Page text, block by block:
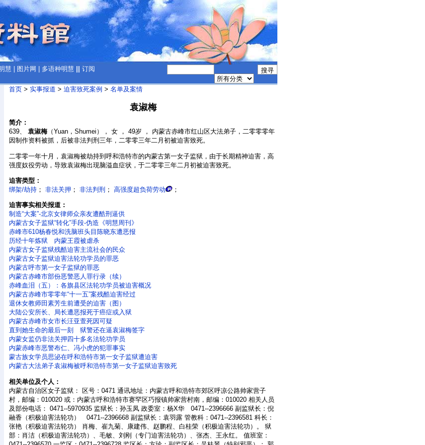
慧 图片网 多语种明慧 订阅
首页 > 实事报道 > 迫害致死案例 > 名单及案情
袁淑梅
简介：
639、
袁淑梅（Yuan，Shumei）， 女 ， 49岁 ， 内蒙古赤峰市红山区大法弟子，二零零零年
因制作资料被抓，后被非法判刑三年，二零零三年二月初被迫害致死。
二零零一年十月，袁淑梅被劫持到呼和浩特市的内蒙古第一女子监狱，由于长期精神迫害，高
强度奴役劳动，导致袁淑梅出现脑溢血症状，于二零零三年二月初被迫害致死。
迫害类型：
绑架/劫持 ； 非法关押 ； 非法判刑 ； 高强度超负荷劳动 ；
迫害事实相关报道：
制造“大案”-北京女律师众亲友遭酷刑逼供
内蒙古女子监狱“转化”手段-伪造《明慧周刊》
赤峰市610杨春悦和洗脑班头目陈晓东遭恶报
历经十年炼狱 内蒙王霞被虐杀
内蒙古女子监狱残酷迫害主流社会的民众
内蒙古女子监狱迫害法轮功学员的罪恶
内蒙古呼市第一女子监狱的罪恶
内蒙古赤峰市部份恶警恶人罪行录（续）
赤峰血泪（五）：各旗县区法轮功学员被迫害概况
内蒙古赤峰市零零年“十一五”案残酷迫害经过
退休女教师田素芳生前遭受的迫害（图）
大陆公安所长、局长遭恶报死于癌症或入狱
内蒙古赤峰市女市长汪亚萱死因可疑
直到她生命的最后一刻 狱警还在逼袁淑梅签字
内蒙女监仍非法关押四十多名法轮功学员
内蒙赤峰市恶警布仁、冯小虎的犯罪事实
蒙古族女学员思泌在呼和浩特市第一女子监狱遭迫害
内蒙古大法弟子袁淑梅被呼和浩特市第一女子监狱迫害致死
相关单位及个人：
内蒙古自治区女子监狱： 区号：0471 通讯地址：内蒙古呼和浩特市郊区呼凉公路帅家营子
村，邮编：010020 或：内蒙古呼和浩特市赛罕区巧报镇帅家营村南，邮编：010020 相关人员
及部份电话： 0471--5970935 监狱长：孙玉凤 政委室：杨X华 0471--2396666 副监狱长：倪
融香（积极迫害法轮功） 0471--2396668 副监狱长：袁羽露 管教科：0471--2396581 科长：
张艳（积极迫害法轮功） 肖梅、崔九菊、康建伟、赵鹏程、白桂荣（积极迫害法轮功）。 狱
部：肖洁（积极迫害法轮功）、毛敏、刘刚（专门迫害法轮功）、张杰、王永红。 值班室：